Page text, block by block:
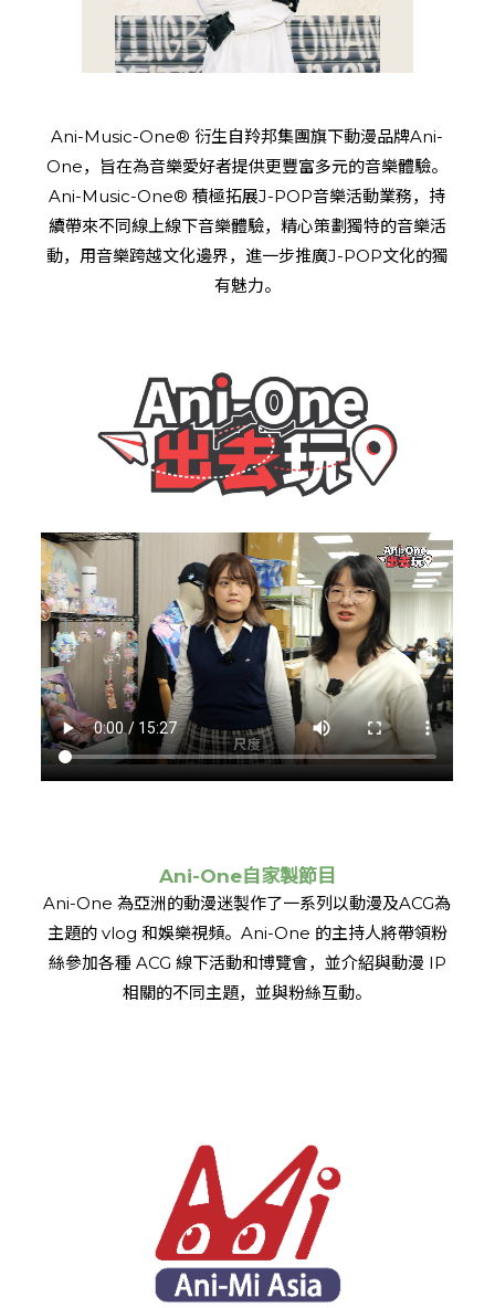
Ani-Music-One® 衍生自羚邦集團旗下動漫品牌Ani-
One，旨在為音樂愛好者提供更豐富多元的音樂體驗。
Ani-Music-One® 積極拓展J-POP音樂活動業務，持
續帶來不同線上線下音樂體驗，精心策劃獨特的音樂活
動，用音樂跨越文化邊界，進一步推廣J-POP文化的獨
有魅力。
Ani-One自家製節目
Ani-One 為亞洲的動漫迷製作了一系列以動漫及ACG為
主題的 vlog 和娛樂視頻。Ani-One 的主持人將帶領粉
絲參加各種 ACG 線下活動和博覽會，並介紹與動漫 IP
相關的不同主題，並與粉絲互動。